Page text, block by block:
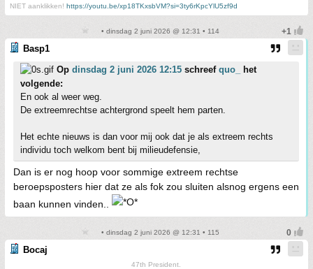
NIET aanklikken! https://youtu.be/xp18TKxsbVM?si=3ty6rKpcYlU5zf9d
• dinsdag 2 juni 2026 @ 12:31 • 114
Basp1
Op dinsdag 2 juni 2026 12:15 schreef quo_
het
volgende:
En ook al weer weg.
De extreemrechtse achtergrond speelt hem parten.
Het echte nieuws is dan voor mij ook dat je als extreem rechts
individu toch welkom bent bij milieudefensie,
Dan is er nog hoop voor sommige extreem rechtse
beroepsposters hier dat ze als fok zou sluiten alsnog ergens een
baan kunnen vinden..
• dinsdag 2 juni 2026 @ 12:31 • 115
Bocaj
47th President.